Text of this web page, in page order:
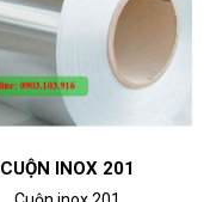
CUỘN INOX 201